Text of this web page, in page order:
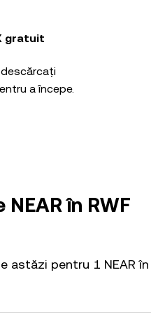
gratuit
a începe.
în RWF
astăzi pentru 1 NEAR în